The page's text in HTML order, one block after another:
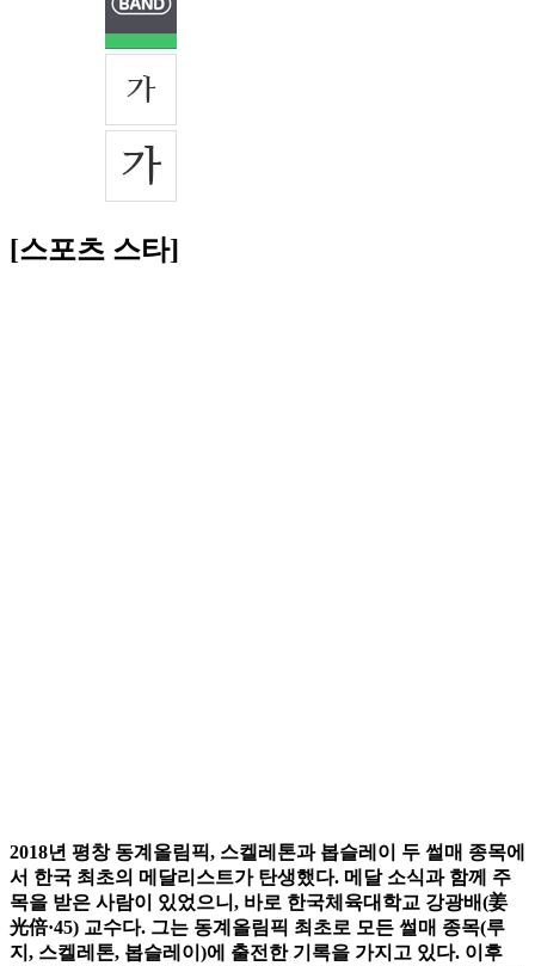
[스포츠 스타]
2018년 평창 동계올림픽, 스켈레톤과 봅슬레이 두 썰매 종목에
서 한국 최초의 메달리스트가 탄생했다. 메달 소식과 함께 주
목을 받은 사람이 있었으니, 바로 한국체육대학교 강광배(姜
光倍·45) 교수다. 그는 동계올림픽 최초로 모든 썰매 종목(루
지, 스켈레톤, 봅슬레이)에 출전한 기록을 가지고 있다. 이후